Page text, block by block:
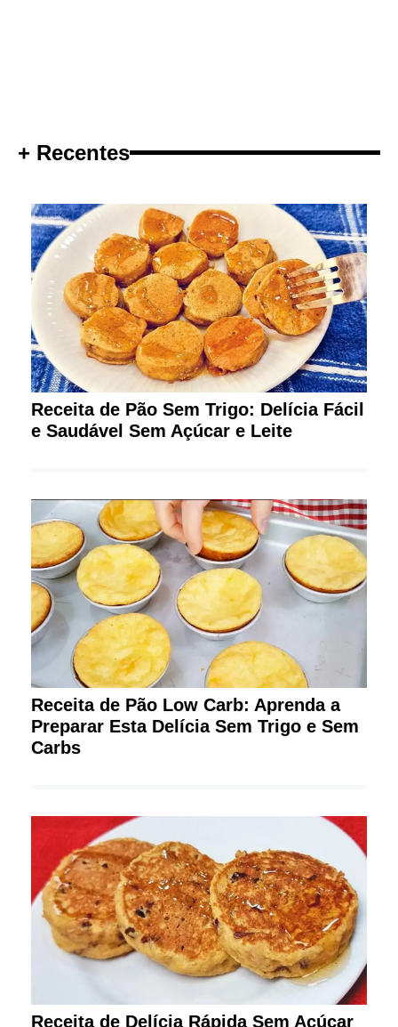
+ Recentes
Receita de Pão Sem Trigo: Delícia Fácil
e Saudável Sem Açúcar e Leite
Receita de Pão Low Carb: Aprenda a
Preparar Esta Delícia Sem Trigo e Sem
Carbs
Receita de Delícia Rápida Sem Açúcar